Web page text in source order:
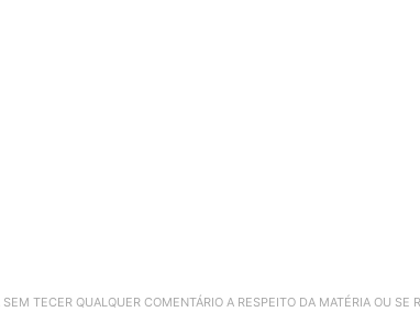
TECER QUALQUER COMENTÁRIO A RESPEITO DA MATÉRIA OU